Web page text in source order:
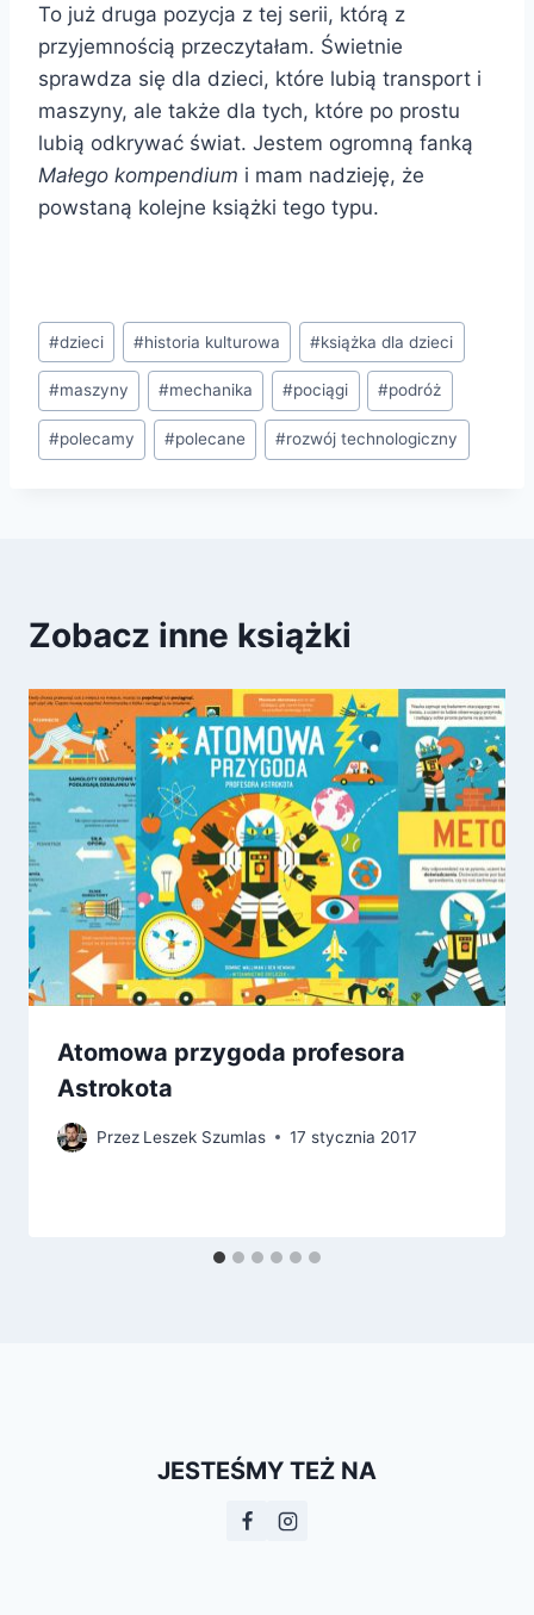
To już druga pozycja z tej serii, którą z
przyjemnością przeczytałam. Świetnie
sprawdza się dla dzieci, które lubią transport i
maszyny, ale także dla tych, które po prostu
lubią odkrywać świat. Jestem ogromną fanką
Małego kompendium i mam nadzieję, że
powstaną kolejne książki tego typu.
Tagi
wpisu:
#dzieci #historia kulturowa #książka dla dzieci
#maszyny #mechanika #pociągi #podróż
#polecamy #polecane #rozwój technologiczny
Zobacz inne książki
Atomowa przygoda profesora
Astrokota
Przez Leszek Szumlas 17 stycznia 2017
JESTEŚMY TEŻ NA